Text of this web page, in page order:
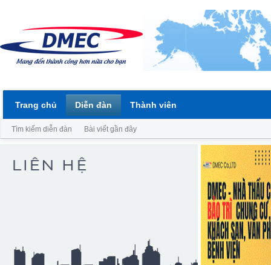
Trang chủ Diễn đàn
Tìm kiếm diễn đàn Bài viết gần đây
Thành viên